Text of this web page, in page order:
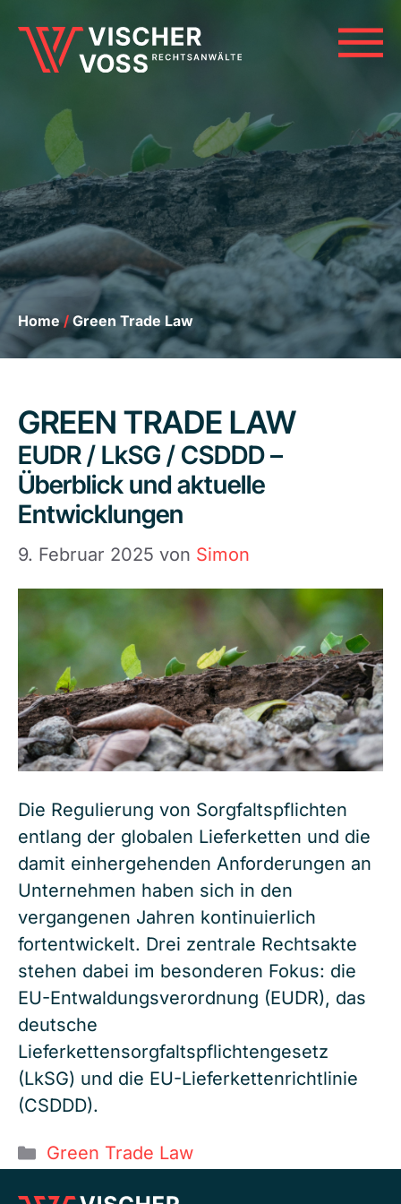
Inhalt
springen
Home/Green Trade Law
GREEN TRADE LAW
EUDR / LkSG / CSDDD –
Überblick und aktuelle
Entwicklungen
9. Februar 2025 von Simon
Die Regulierung von Sorgfaltspflichten
entlang der globalen Lieferketten und die
damit einhergehenden Anforderungen an
Unternehmen haben sich in den
vergangenen Jahren kontinuierlich
fortentwickelt. Drei zentrale Rechtsakte
stehen dabei im besonderen Fokus: die
EU-Entwaldungsverordnung (EUDR), das
deutsche
Lieferkettensorgfaltspflichtengesetz
(LkSG) und die EU-Lieferkettenrichtlinie
(CSDDD).
Kategorien
Green Trade Law